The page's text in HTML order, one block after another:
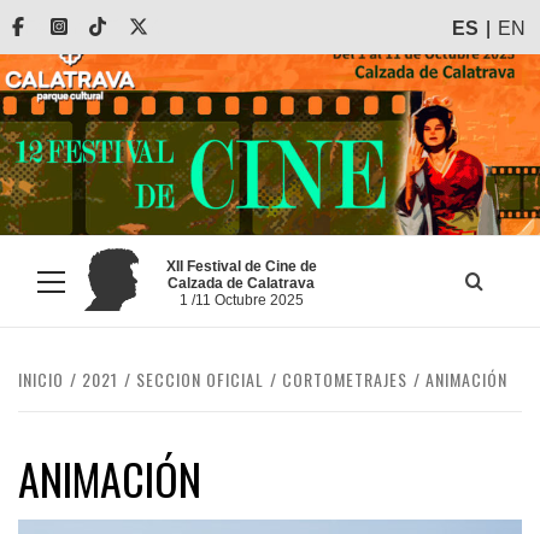
Saltar
contenido
FacebookInstagram
Tiktok ES EN
Menú
principal
XII Festival de Cine de
Calzada de Calatrava
1 /11 Octubre 2025
INICIO 2021 SECCION OFICIAL CORTOMETRAJES ANIMACIÓN
ANIMACIÓN